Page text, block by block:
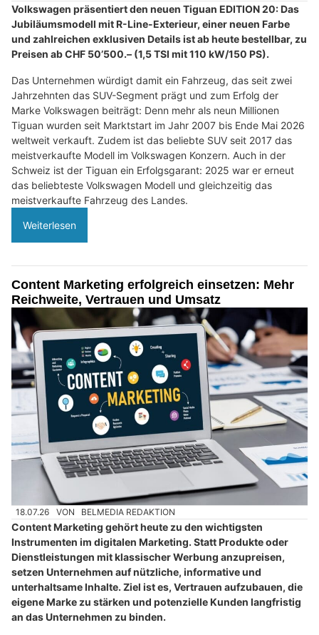
Volkswagen präsentiert den neuen Tiguan EDITION 20: Das
Jubiläumsmodell mit R-Line-Exterieur, einer neuen Farbe
und zahlreichen exklusiven Details ist ab heute bestellbar, zu
Preisen ab CHF 50’500.– (1,5 TSI mit 110 kW/150 PS).
Das Unternehmen würdigt damit ein Fahrzeug, das seit zwei
Jahrzehnten das SUV-Segment prägt und zum Erfolg der
Marke Volkswagen beiträgt: Denn mehr als neun Millionen
Tiguan wurden seit Marktstart im Jahr 2007 bis Ende Mai 2026
weltweit verkauft. Zudem ist das beliebte SUV seit 2017 das
meistverkaufte Modell im Volkswagen Konzern. Auch in der
Schweiz ist der Tiguan ein Erfolgsgarant: 2025 war er erneut
das beliebteste Volkswagen Modell und gleichzeitig das
meistverkaufte Fahrzeug des Landes.
Weiterlesen
Content Marketing erfolgreich einsetzen: Mehr
Reichweite, Vertrauen und Umsatz
18.07.26 VON BELMEDIA REDAKTION
Content Marketing gehört heute zu den wichtigsten
Instrumenten im digitalen Marketing. Statt Produkte oder
Dienstleistungen mit klassischer Werbung anzupreisen,
setzen Unternehmen auf nützliche, informative und
unterhaltsame Inhalte. Ziel ist es, Vertrauen aufzubauen, die
eigene Marke zu stärken und potenzielle Kunden langfristig
an das Unternehmen zu binden.